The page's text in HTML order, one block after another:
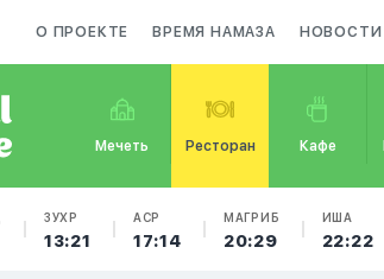
О ПРОЕКТЕ ВРЕМЯ НАМАЗА НОВОСТИ
Мечеть Ресторан Кафе
ЗУХР
13:21
АСР
17:14
МАГРИБ
20:29
ИША
22:22